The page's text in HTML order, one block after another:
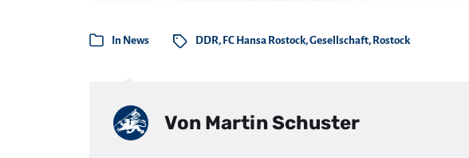
In News DDR, FC Hansa Rostock,Gesellschaft, Rostock
Von Martin Schuster